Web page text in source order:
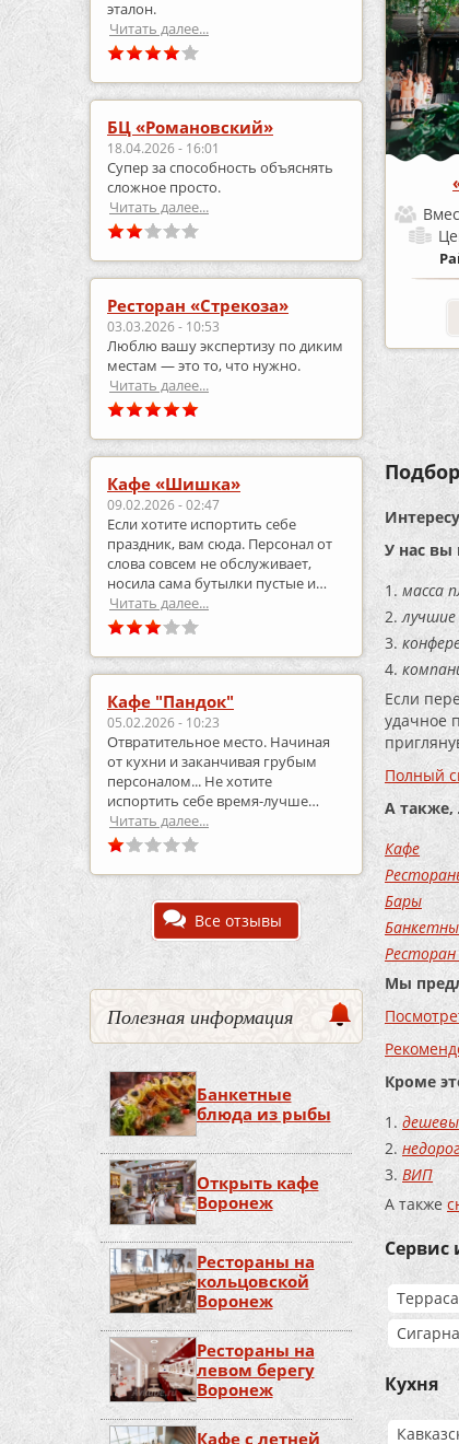
эталон.
Читать далее...
БЦ «Романовский»
18.04.2026 - 16:01
Супер за способность объяснять
сложное просто.
Читать далее...
Ресторан «Стрекоза»
03.03.2026 - 10:53
Люблю вашу экспертизу по диким
местам — это то, что нужно.
Читать далее...
Кафе «Шишка»
09.02.2026 - 02:47
Если хотите испортить себе
праздник, вам сюда. Персонал от
слова совсем не обслуживает,
носила сама бутылки пустые и
приносила полные.
Читать далее...
Кафе "Пандок"
05.02.2026 - 10:23
Отвратительное место. Начиная
от кухни и заканчивая грубым
персоналом... Не хотите
испортить себе время-лучше
выберите что-то другое..
Читать далее...
Все отзывы
Полезная информация
Банкетные
блюда из рыбы
Открыть кафе
Воронеж
Рестораны на
кольцовской
Воронеж
Рестораны на
левом берегу
Воронеж
Кафе с летней
У нас вы
масса
Если
удачное
Полный
А также,
Кафе
Бары
Ресторан
Мы
Кроме
ВИП
А также
Сервис
Терраса
Кухня